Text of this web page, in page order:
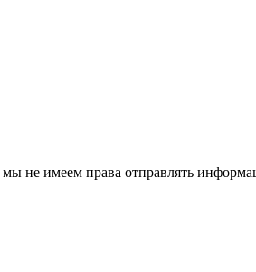
не имеем права отправлять